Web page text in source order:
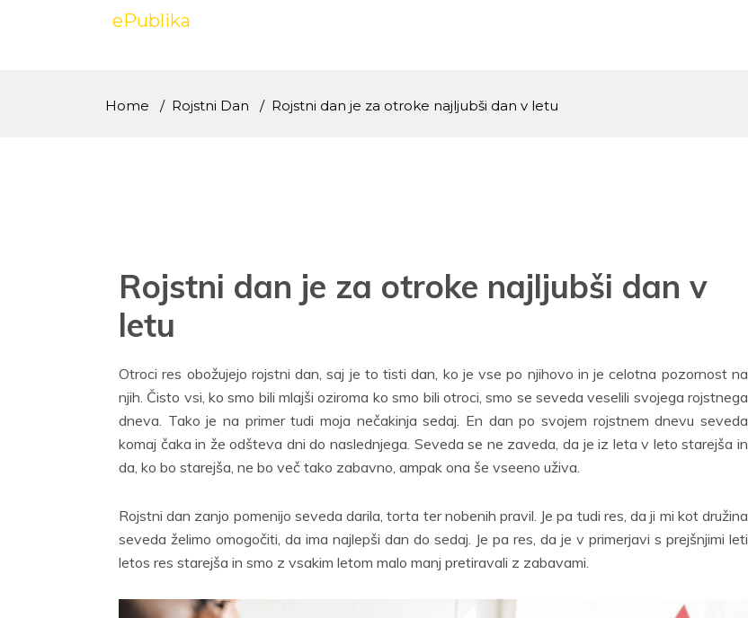
ePublika
Home Rojstni Dan Rojstni dan je za otroke najljubši dan v letu
Rojstni dan je za otroke najljubši dan v
letu
Otroci res obožujejo rojstni dan, saj je to tisti dan, ko je vse po njihovo in je celotna pozornost na
njih. Čisto vsi, ko smo bili mlajši oziroma ko smo bili otroci, smo se seveda veselili svojega rojstnega
dneva. Tako je na primer tudi moja nečakinja sedaj. En dan po svojem rojstnem dnevu seveda
komaj čaka in že odšteva dni do naslednjega. Seveda se ne zaveda, da je iz leta v leto starejša in
da, ko bo starejša, ne bo več tako zabavno, ampak ona še vseeno uživa.
Rojstni dan zanjo pomenijo seveda darila, torta ter nobenih pravil. Je pa tudi res, da ji mi kot družina
seveda želimo omogočiti, da ima najlepši dan do sedaj. Je pa res, da je v primerjavi s prejšnjimi leti
letos res starejša in smo z vsakim letom malo manj pretiravali z zabavami.